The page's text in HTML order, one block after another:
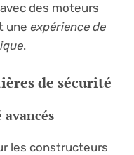
des moteurs
une expérience de
.
de sécurité
avancés
les constructeurs